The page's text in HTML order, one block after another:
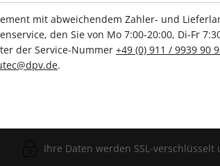
ZAHLUNGSARTEN
Ihre Daten werden SSL-
mit abweichendem Zahler- und
den Sie von Mo 7:00-20:00, Di-Fr
der Service-Nummer +49 (0) 911 / 9939 90
.